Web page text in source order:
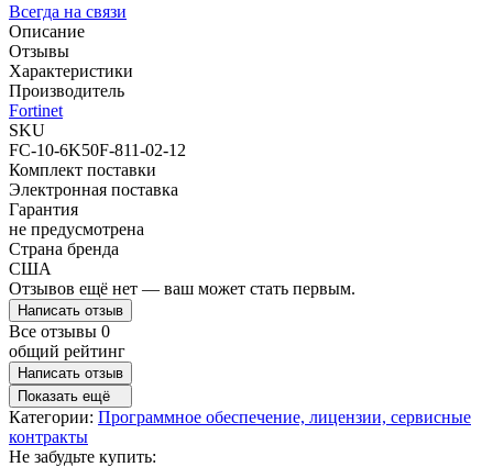
Всегда на связи
Описание
Отзывы
Характеристики
Производитель
Fortinet
SKU
FC-10-6K50F-811-02-12
Комплект поставки
Электронная поставка
Гарантия
не предусмотрена
Страна бренда
США
Отзывов ещё нет — ваш может стать первым.
Написать отзыв
Все отзывы 0
общий рейтинг
Написать отзыв
Показать ещё
Категории: Программное обеспечение, лицензии, сервисные
контракты
Не забудьте купить: